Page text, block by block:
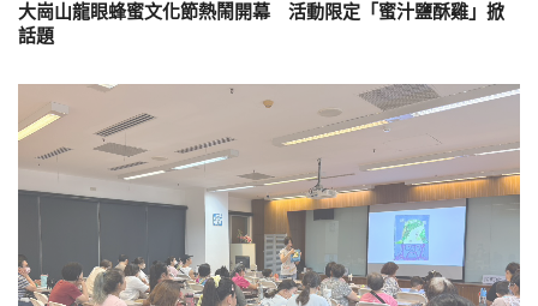
大崗山龍眼蜂蜜文化節熱鬧開幕 活動限定「蜜汁鹽酥雞」掀
話題